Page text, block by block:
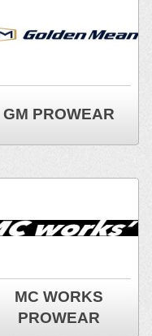
GM PROWEAR
MC WORKS
PROWEAR